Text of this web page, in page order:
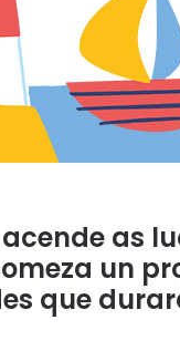
as
un
que